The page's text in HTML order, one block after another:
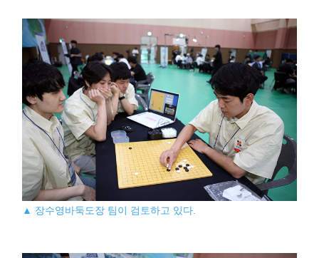
▲ 장수영바둑도장 팀이 검토하고 있다.